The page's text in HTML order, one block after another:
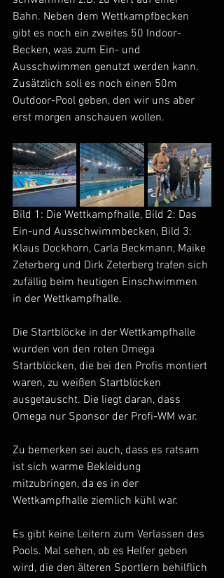
Bahn. Neben dem Wettkampfbecken
gibt es noch ein zweites 50 Indoor-
Becken, was zum Ein- und
Ausschwimmen genutzt werden kann.
Zusätzlich soll es noch einen 50m
Outdoor-Pool geben, den wir uns aber
erst morgen anschauen wollen.
Bild 1: Die Wettkampfhalle, Bild 2: Das
Ein-und Ausschwimmbecken, Bild 3:
Klaus Dockhorn, Carla Beckmann, Maike
Zeterberg und Dirk Zeterberg trafen sich
zufällig beim heutigen Einschwimmen
in der Wettkampfhalle.
Die Startblöcke in der Wettkampfhalle
wurden von den roten Omega
Startblöcken, die bei den Profis montiert
waren, zu weißen Startblöcken
ausgetauscht. Die liegt daran, dass
Omega nur Sponsor der Profi-WM war.
Zu bemerken sei auch, dass es ratsam
ist sich warme Bekleidung
mitzubringen, da es in der
Wettkampfhalle ziemlich kühl war.
Es gibt keine Leitern zum Verlassen des
Pools. Mal sehen, ob es Helfer geben
wird, die den älteren Sportlern behilflich